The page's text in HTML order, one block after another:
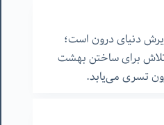
دنیای درون است؛
برای ساختن بهشت
تسری می‌یابد.